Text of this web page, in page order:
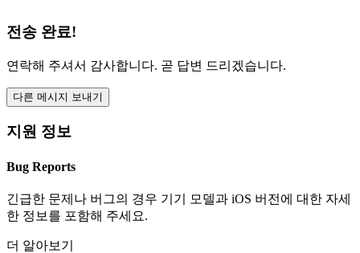
전송 완료!
연락해 주셔서 감사합니다. 곧 답변 드리겠습니다.
다른 메시지 보내기
지원 정보
Bug Reports
긴급한 문제나 버그의 경우 기기 모델과 iOS 버전에 대한 자세
한 정보를 포함해 주세요.
더 알아보기